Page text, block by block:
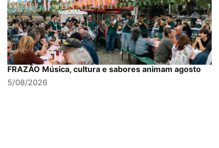
FRAZÃO Música, cultura e sabores animam agosto
5/08/2026